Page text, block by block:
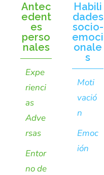
Antec
edent
es
perso
nales
Expe
rienci
as
Adve
rsas
Entor
no de
Habili
dades
socio-
emoci
onale
s
Moti
vació
n
Emoc
ión